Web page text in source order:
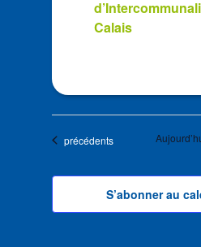
Calais
Évènements
précédents
S’abonner au